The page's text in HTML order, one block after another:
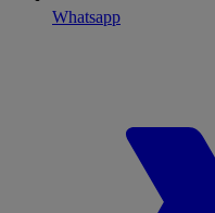
Whatsapp